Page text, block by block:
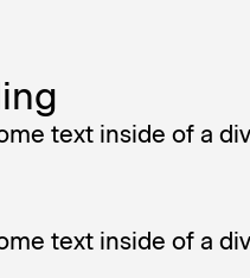
text inside of a
text inside of a